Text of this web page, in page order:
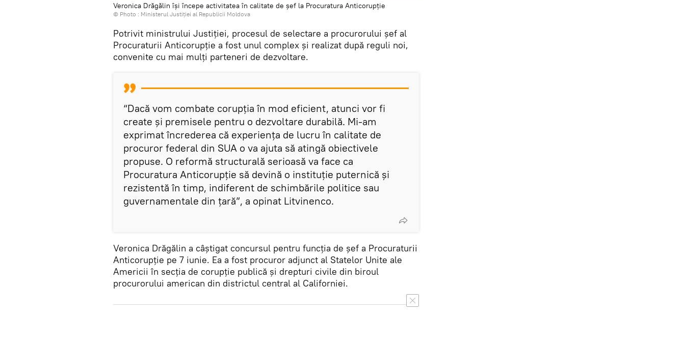
Veronica Drăgălin își începe activitatea în calitate de șef la Procuratura Anticorupție
© Photo : Ministerul Justiţiei al Republicii Moldova
Potrivit ministrului Justiției, procesul de selectare a procurorului șef al
Procuraturii Anticorupție a fost unul complex și realizat după reguli noi,
convenite cu mai mulți parteneri de dezvoltare.
“Dacă vom combate corupția în mod eficient, atunci vor fi
create și premisele pentru o dezvoltare durabilă. Mi-am
exprimat încrederea că experiența de lucru în calitate de
procuror federal din SUA o va ajuta să atingă obiectivele
propuse. O reformă structurală serioasă va face ca
Procuratura Anticorupție să devină o instituție puternică și
rezistentă în timp, indiferent de schimbările politice sau
guvernamentale din țară”, a opinat Litvinenco.
Veronica Drăgălin a câștigat concursul pentru funcția de șef a Procuraturii
Anticorupție pe 7 iunie. Ea a fost procuror adjunct al Statelor Unite ale
Americii în secția de corupție publică și drepturi civile din biroul
procurorului american din districtul central al Californiei.